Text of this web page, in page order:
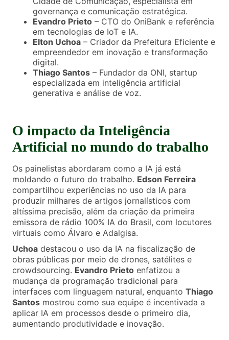
governança e comunicação estratégica.
Evandro Prieto – CTO do OniBank e referência
em tecnologias de IoT e IA.
Elton Uchoa – Criador da Prefeitura Eficiente e
empreendedor em inovação e transformação
digital.
Thiago Santos – Fundador da ONI, startup
especializada em inteligência artificial
generativa e análise de voz.
O impacto da Inteligência
Artificial no mundo do trabalho
Os painelistas abordaram como a IA já está
moldando o futuro do trabalho. Edson Ferreira
compartilhou experiências no uso da IA para
produzir milhares de artigos jornalísticos com
altíssima precisão, além da criação da primeira
emissora de rádio 100% IA do Brasil, com locutores
virtuais como Álvaro e Adalgisa.
Uchoa destacou o uso da IA na fiscalização de
obras públicas por meio de drones, satélites e
crowdsourcing. Evandro Prieto enfatizou a
mudança da programação tradicional para
interfaces com linguagem natural, enquanto Thiago
Santos mostrou como sua equipe é incentivada a
aplicar IA em processos desde o primeiro dia,
aumentando produtividade e inovação.